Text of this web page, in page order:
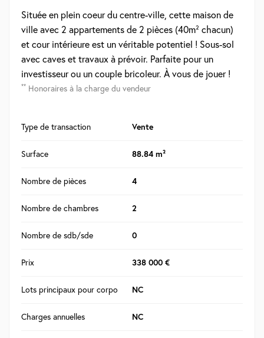
Située en plein coeur du centre-ville, cette maison de
ville avec 2 appartements de 2 pièces (40m² chacun)
et cour intérieure est un véritable potentiel ! Sous-sol
avec caves et travaux à prévoir. Parfaite pour un
investisseur ou un couple bricoleur. À vous de jouer !
** Honoraires à la charge du vendeur
Type de transaction Vente
Surface 88.84 m²
Nombre de pièces 4
Nombre de chambres 2
Nombre de sdb/sde 0
Prix 338 000 €
Lots principaux pour corpo NC
Charges annuelles NC